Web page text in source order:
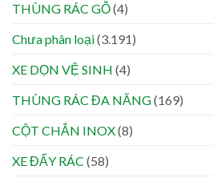
THÙNG RÁC GỖ(4)
Chưa phân loại(3.191)
XE DỌN VỆ SINH (4)
THÙNG RÁC ĐA NĂNG(169)
CỘT CHẮN INOX(8)
XE ĐẨY RÁC (58)